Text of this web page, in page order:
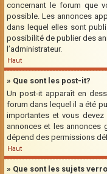
concernant le forum que
possible. Les annonces
dans lequel elles sont
possibilité de publier des
l’administrateur.
Haut
» Que sont les post-it?
Un post-it apparaît en
forum dans lequel il a été
importantes et vous devez
annonces et les
dépend des permissions
Haut
» Que sont les sujets